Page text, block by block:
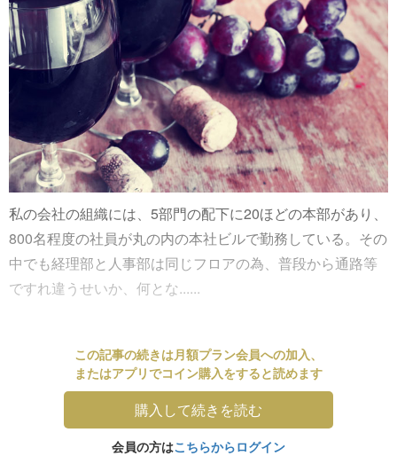
私の会社の組織には、5部門の配下に20ほどの本部があり、
800名程度の社員が丸の内の本社ビルで勤務している。その
中でも経理部と人事部は同じフロアの為、普段から通路等
ですれ違うせいか、何とな......
この記事の続きは月額プラン会員への加入、
またはアプリでコイン購入をすると読めます
購入して続きを読む
会員の方はこちらからログイン